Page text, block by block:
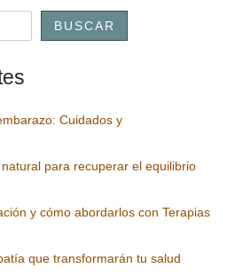
BUSCAR
Cuidados y
para recuperar el equilibrio
y cómo abordarlos con Terapias
que transformarán tu salud